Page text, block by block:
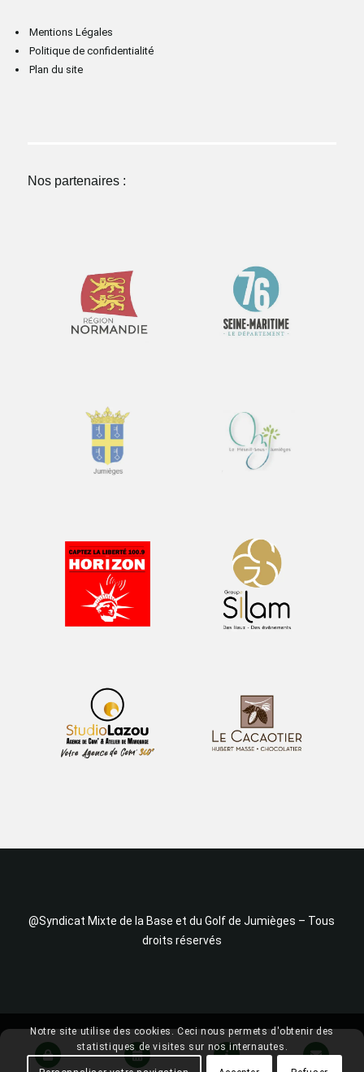
Mentions Légales
Politique de confidentialité
Plan du site
Nos partenaires :
@Syndicat Mixte de la Base et du Golf de Jumièges – Tous
droits réservés
Notre site utilise des cookies. Ceci nous permets d'obtenir des
statistiques de visites sur nos internautes.